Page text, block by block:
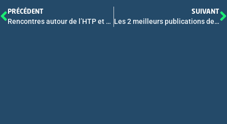
PRÉCÉDENT
Rencontres autour de l’HTP et des Tumeurs Primitives du Foie/Recherche Translationnelle
SUIVANT
Les 2 meilleurs publications de l’année – 2